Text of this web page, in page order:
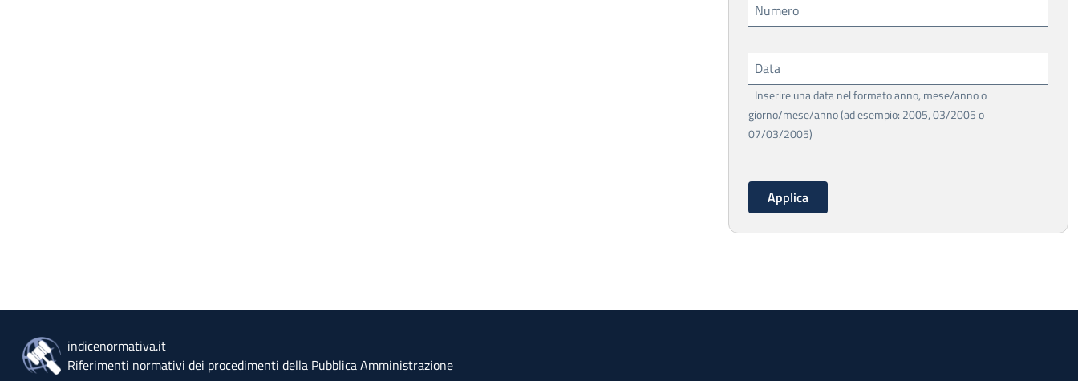
Numero
Data
Inserire una data nel formato anno, mese/anno o
giorno/mese/anno (ad esempio: 2005, 03/2005 o
07/03/2005)
indicenormativa.it
Riferimenti normativi dei procedimenti della Pubblica Amministrazione